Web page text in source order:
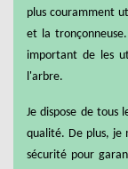
plus couramment
et la
important de les
l'arbre.
Je dispose de tous
qualité. De plus, je
sécurité pour